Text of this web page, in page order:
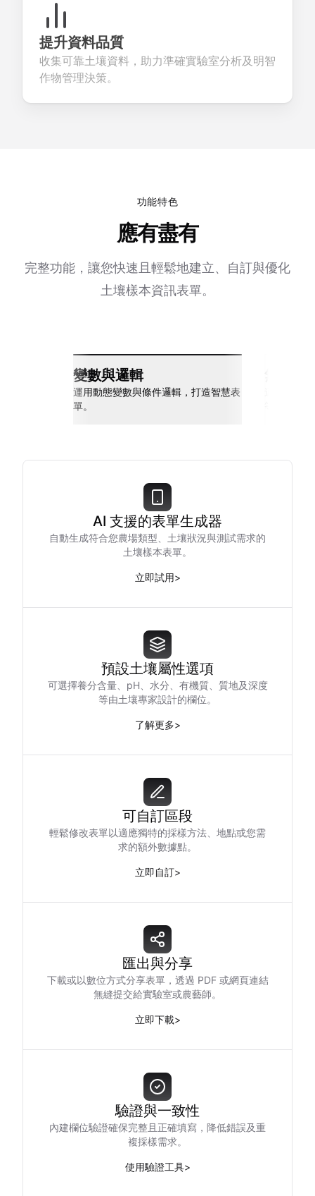
提升資料品質
收集可靠土壤資料，助力準確實驗室分析及明智
作物管理決策。
功能特色
應有盡有
完整功能，讓您快速且輕鬆地建立、自訂與優化
土壤樣本資訊表單。
變數與邏輯
運用動態變數與條件邏輯，打造智慧表
單。
AI 支援的表單生成器
自動生成符合您農場類型、土壤狀況與測試需求的
土壤樣本表單。
立即試用>
預設土壤屬性選項
可選擇養分含量、pH、水分、有機質、質地及深度
等由土壤專家設計的欄位。
了解更多>
可自訂區段
輕鬆修改表單以適應獨特的採樣方法、地點或您需
求的額外數據點。
立即自訂>
匯出與分享
下載或以數位方式分享表單，透過 PDF 或網頁連結
無縫提交給實驗室或農藝師。
立即下載>
驗證與一致性
內建欄位驗證確保完整且正確填寫，降低錯誤及重
複採樣需求。
使用驗證工具>